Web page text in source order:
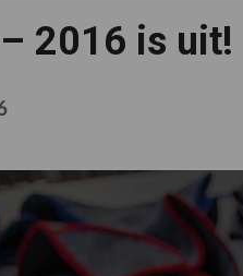
2016 is uit!